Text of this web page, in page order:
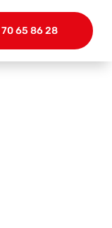
65 86 28